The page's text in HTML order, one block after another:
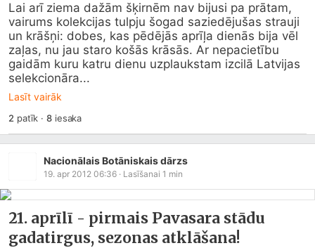
Lai arī ziema dažām šķirnēm nav bijusi pa prātam,
vairums kolekcijas tulpju šogad saziedējušas strauji
un krāšņi: dobes, kas pēdējās aprīļa dienās bija vēl
zaļas, nu jau staro košās krāsās. Ar nepacietību
gaidām kuru katru dienu uzplaukstam izcilā Latvijas
selekcionāra...
Lasīt vairāk
2 patīk ·8iesaka
Nacionālais Botāniskais dārzs
19. apr 2012 06:36 · Lasīšanai 1 min
21. aprīlī - pirmais Pavasara stādu
gadatirgus, sezonas atklāšana!